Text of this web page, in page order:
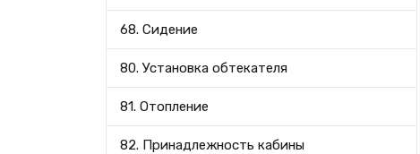
68. Сидение
80. Установка обтекателя
81. Отопление
82. Принадлежность кабины